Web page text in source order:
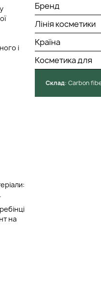
і
на
Бренд
Лінія косметики
Країна
Косметика для
Cклад: Сarbon